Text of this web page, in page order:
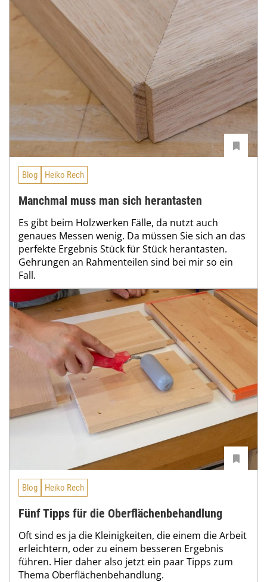
Blog Heiko Rech
Manchmal muss man sich herantasten
Es gibt beim Holzwerken Fälle, da nutzt auch
genaues Messen wenig. Da müssen Sie sich an das
perfekte Ergebnis Stück für Stück herantasten.
Gehrungen an Rahmenteilen sind bei mir so ein
Fall.
Blog Heiko Rech
Fünf Tipps für die Oberflächenbehandlung
Oft sind es ja die Kleinigkeiten, die einem die Arbeit
erleichtern, oder zu einem besseren Ergebnis
führen. Hier daher also jetzt ein paar Tipps zum
Thema Oberflächenbehandlung.